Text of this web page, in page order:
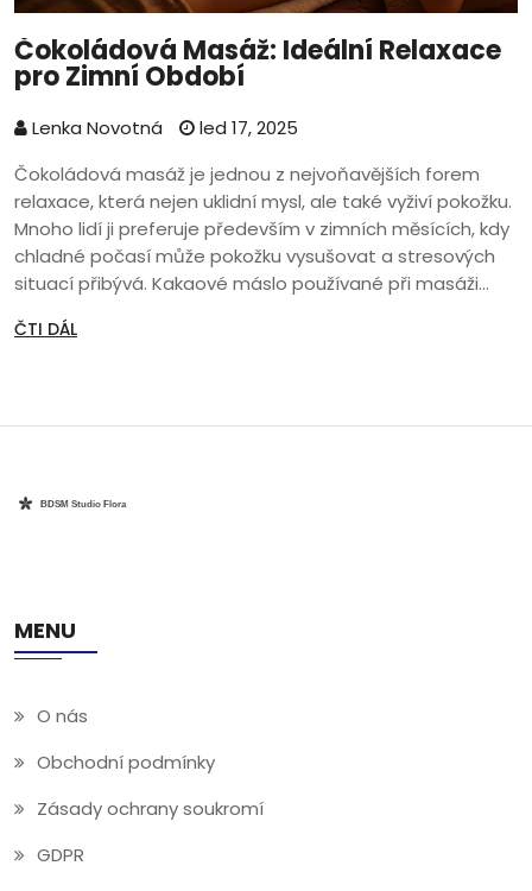
Čokoládová Masáž: Ideální Relaxace
pro Zimní Období
Lenka Novotná
led 17, 2025
Čokoládová masáž je jednou z nejvoňavějších forem
relaxace, která nejen uklidní mysl, ale také vyživí pokožku.
Mnoho lidí ji preferuje především v zimních měsících, kdy
chladné počasí může pokožku vysušovat a stresových
situací přibývá. Kakaové máslo používané při masáži
proti volným radikálům, což může podpořit zdravý vzhled
vůně čokolády působí jako přírodní antidepresivum.
ČTI DÁL
MENU
O nás
Obchodní podmínky
Zásady ochrany soukromí
GDPR